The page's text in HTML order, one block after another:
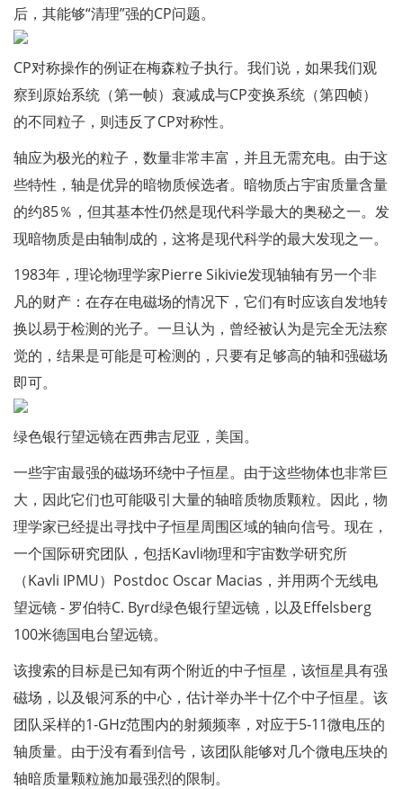
后，其能够“清理”强的CP问题。
CP对称操作的例证在梅森粒子执行。我们说，如果我们观
察到原始系统（第一帧）衰减成与CP变换系统（第四帧）
的不同粒子，则违反了CP对称性。
轴应为极光的粒子，数量非常丰富，并且无需充电。由于这
些特性，轴是优异的暗物质候选者。暗物质占宇宙质量含量
的约85％，但其基本性仍然是现代科学最大的奥秘之一。发
现暗物质是由轴制成的，这将是现代科学的最大发现之一。
1983年，理论物理学家Pierre Sikivie发现轴轴有另一个非
凡的财产：在存在电磁场的情况下，它们有时应该自发地转
换以易于检测的光子。一旦认为，曾经被认为是完全无法察
觉的，结果是可能是可检测的，只要有足够高的轴和强磁场
即可。
绿色银行望远镜在西弗吉尼亚，美国。
一些宇宙最强的磁场环绕中子恒星。由于这些物体也非常巨
大，因此它们也可能吸引大量的轴暗质物质颗粒。因此，物
理学家已经提出寻找中子恒星周围区域的轴向信号。现在，
一个国际研究团队，包括Kavli物理和宇宙数学研究所
（Kavli IPMU）Postdoc Oscar Macias，并用两个无线电
望远镜 - 罗伯特C. Byrd绿色银行望远镜，以及Effelsberg
100米德国电台望远镜。
该搜索的目标是已知有两个附近的中子恒星，该恒星具有强
磁场，以及银河系的中心，估计举办半十亿个中子恒星。该
团队采样的1-GHz范围内的射频频率，对应于5-11微电压的
轴质量。由于没有看到信号，该团队能够对几个微电压块的
轴暗质量颗粒施加最强烈的限制。